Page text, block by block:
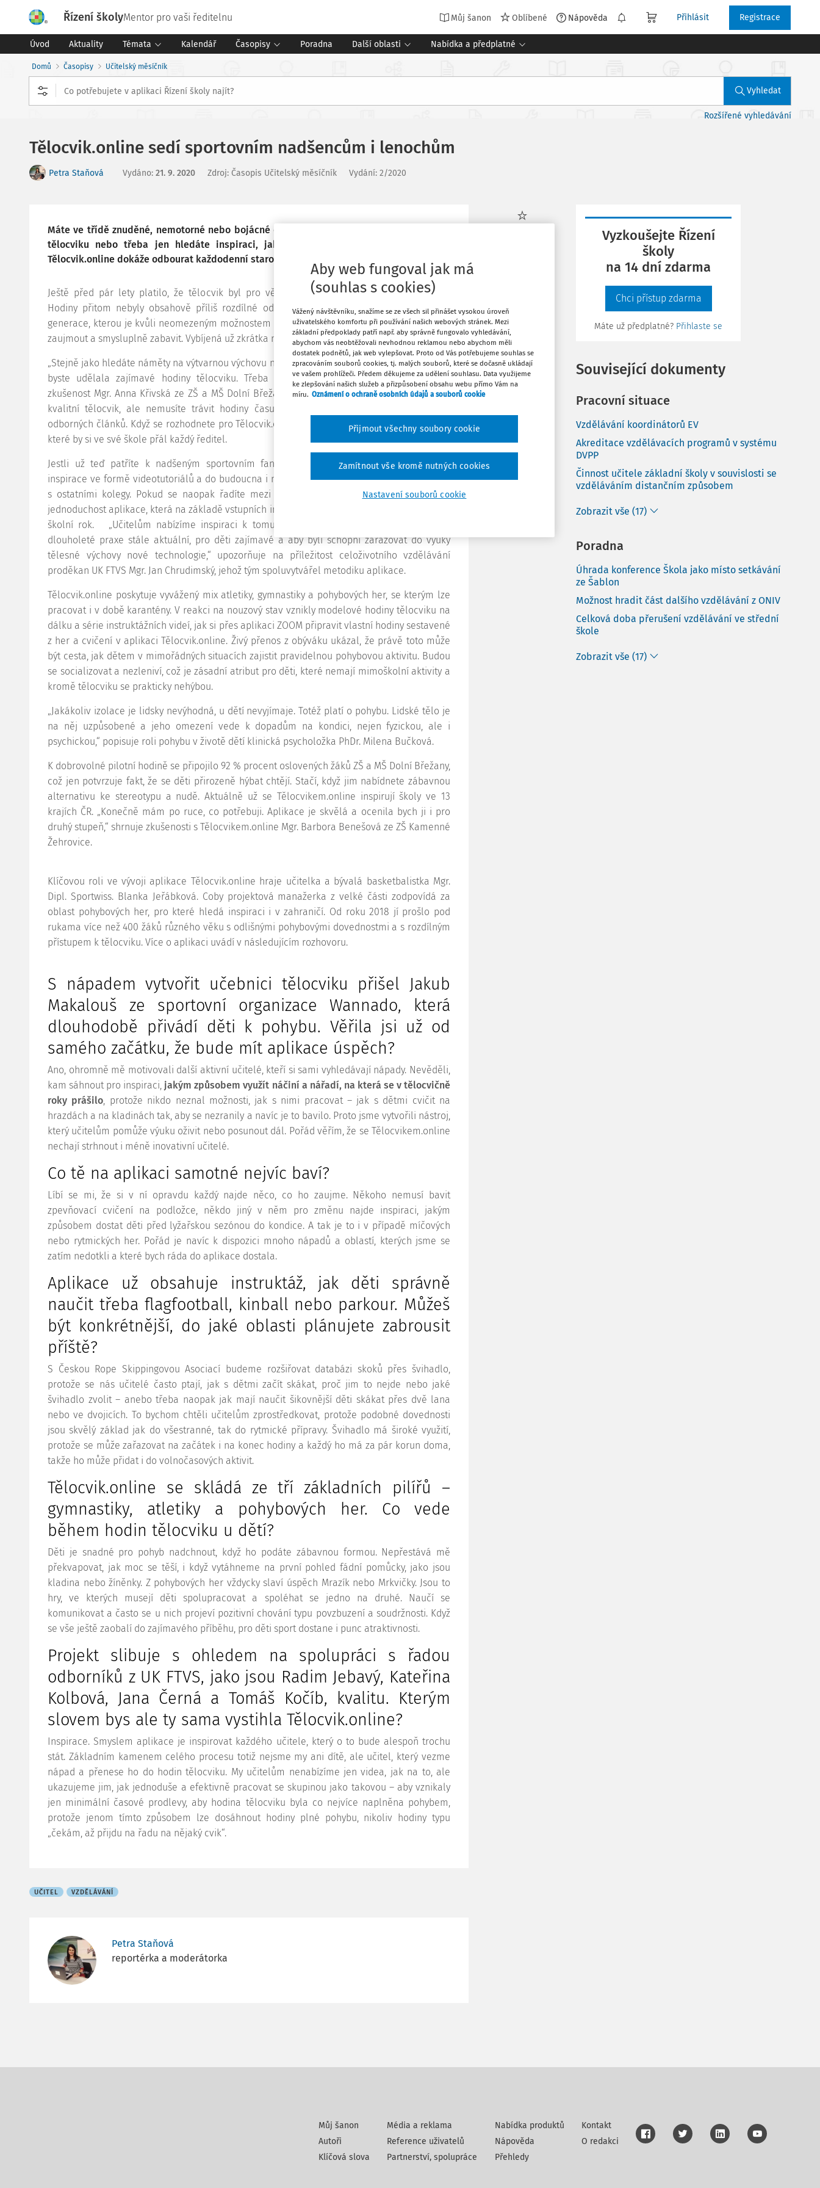
Řízení školyMentor pro vaši ředitelnu Můj šanon Oblíbené Nápověda Přihlásit Registrace
Úvod Aktuality Témata Kalendář Časopisy Poradna Další oblasti Nabídka a předplatné
Domů Časopisy Učitelský měsíčník
Vyhledat
Rozšířené vyhledávání
Tělocvik.online sedí sportovním nadšencům i lenochům
Petra Staňová Vydáno: 21. 9. 2020 Zdroj: Časopis Učitelský měsíčník Vydání: 2/2020
Máte ve třídě znuděné, nemotorné nebo bojácné dítě? Přibývají vám omluvenky z hodin
tělocviku nebo třeba jen hledáte inspiraci, jak oživit stereotyp? Webová aplikace
Tělocvik.online dokáže odbourat každodenní starosti učitelů na prvním stupni.
Ještě před pár lety platilo, že tělocvik byl pro většinu dětí nejoblíbenějším předmětem.
Hodiny přitom nebyly obsahově příliš rozdílné od současných. Liší se ale nároky mladé
generace, kterou je kvůli neomezeným možnostem v podobě moderních technologií obtížné
zaujmout a smysluplně zabavit. Vybíjená už zkrátka není dost atraktivní a „cool“.
„Stejně jako hledáte náměty na výtvarnou výchovu nebo na český jazyk, občas přemýšlíte, jak
byste udělala zajímavé hodiny tělocviku. Třeba jak nachytat líné dítě,“ popisuje svou
zkušenost Mgr. Anna Křivská ze ZŠ a MŠ Dolní Břežany. K tomu, abyste svým žákům dopřáli
kvalitní tělocvik, ale nemusíte trávit hodiny času na internetu nebo studovat množství
odborných článků. Když se rozhodnete pro Tělocvik.online, proměníte se v iniciativní učitele,
které by si ve své škole přál každý ředitel.
Jestli už teď patříte k nadšeným sportovním fanatikům, učaruje vám nekonečný zdroj
inspirace ve formě videotutoriálů a do budoucna i možnost sdílet vlastní osvědčené nápady
s ostatními kolegy. Pokud se naopak řadíte mezi pohybově zdrženlivější učitele, oceníte
jednoduchost aplikace, která na základě vstupních informací vygeneruje obsah hodin na celý
školní rok.
„Učitelům nabízíme inspiraci k tomu, aby své hodiny mohli mít v průběhu
dlouholeté praxe stále aktuální, pro děti zajímavé a aby byli schopni zařazovat do výuky
tělesné výchovy nové technologie,“ upozorňuje na příležitost celoživotního vzdělávání
proděkan UK FTVS Mgr. Jan Chrudimský, jehož tým spoluvytvářel metodiku aplikace.
Tělocvik.online poskytuje vyvážený mix atletiky, gymnastiky a pohybových her, se kterým lze
pracovat i v době karantény. V reakci na nouzový stav vznikly modelové hodiny tělocviku na
dálku a série instruktážních videí, jak si přes aplikaci ZOOM připravit vlastní hodiny sestavené
z her a cvičení v aplikaci Tělocvik.online. Živý přenos z obýváku ukázal, že právě toto může
být cesta, jak dětem v mimořádných situacích zajistit pravidelnou pohybovou aktivitu. Budou
se socializovat a nezleniví, což je zásadní atribut pro děti, které nemají mimoškolní aktivity a
kromě tělocviku se prakticky nehýbou.
„Jakákoliv izolace je lidsky nevýhodná, u dětí nevyjímaje. Totéž platí o pohybu. Lidské tělo je
na něj uzpůsobené a jeho omezení vede k dopadům na kondici, nejen fyzickou, ale i
psychickou,“ popisuje roli pohybu v životě dětí klinická psycholožka PhDr. Milena Bučková.
K dobrovolné pilotní hodině se připojilo 92 % procent oslovených žáků ZŠ a MŠ Dolní Břežany,
což jen potvrzuje fakt, že se děti přirozeně hýbat chtějí. Stačí, když jim nabídnete zábavnou
alternativu ke stereotypu a nudě. Aktuálně už se Tělocvikem.online inspirují školy ve 13
krajích ČR. „Konečně mám po ruce, co potřebuji. Aplikace je skvělá a ocenila bych ji i pro
druhý stupeň,“ shrnuje zkušenosti s Tělocvikem.online Mgr. Barbora Benešová ze ZŠ Kamenné
Žehrovice.
Klíčovou roli ve vývoji aplikace Tělocvik.online hraje učitelka a bývalá basketbalistka Mgr.
Dipl. Sportwiss. Blanka Jeřábková. Coby projektová manažerka z velké části zodpovídá za
oblast pohybových her, pro které hledá inspiraci i v zahraničí. Od roku 2018 jí prošlo pod
rukama více než 400 žáků různého věku s odlišnými pohybovými dovednostmi a s rozdílným
přístupem k tělocviku. Více o aplikaci uvádí v následujícím rozhovoru.
S nápadem vytvořit učebnici tělocviku přišel Jakub
Makalouš ze sportovní organizace Wannado, která
dlouhodobě přivádí děti k pohybu. Věřila jsi už od
samého začátku, že bude mít aplikace úspěch?
Ano, ohromně mě motivovali další aktivní učitelé, kteří si sami vyhledávají nápady. Nevěděli,
kam sáhnout pro inspiraci, jakým způsobem využít náčiní a nářadí, na která se v tělocvičně
roky prášilo, protože nikdo neznal možnosti, jak s nimi pracovat – jak s dětmi cvičit na
hrazdách a na kladinách tak, aby se nezranily a navíc je to bavilo. Proto jsme vytvořili nástroj,
který učitelům pomůže výuku oživit nebo posunout dál. Pořád věřím, že se Tělocvikem.online
nechají strhnout i méně inovativní učitelé.
Co tě na aplikaci samotné nejvíc baví?
Líbí se mi, že si v ní opravdu každý najde něco, co ho zaujme. Někoho nemusí bavit
zpevňovací cvičení na podložce, někdo jiný v něm pro změnu najde inspiraci, jakým
způsobem dostat děti před lyžařskou sezónou do kondice. A tak je to i v případě míčových
nebo rytmických her. Pořád je navíc k dispozici mnoho nápadů a oblastí, kterých jsme se
zatím nedotkli a které bych ráda do aplikace dostala.
Aplikace už obsahuje instruktáž, jak děti správně
naučit třeba flagfootball, kinball nebo parkour. Můžeš
být konkrétnější, do jaké oblasti plánujete zabrousit
příště?
S Českou Rope Skippingovou Asociací budeme rozšiřovat databázi skoků přes švihadlo,
protože se nás učitelé často ptají, jak s dětmi začít skákat, proč jim to nejde nebo jaké
švihadlo zvolit – anebo třeba naopak jak mají naučit šikovnější děti skákat přes dvě lana
nebo ve dvojicích. To bychom chtěli učitelům zprostředkovat, protože podobné dovednosti
jsou skvělý základ jak do všestranné, tak do rytmické přípravy. Švihadlo má široké využití,
protože se může zařazovat na začátek i na konec hodiny a každý ho má za pár korun doma,
takže ho může přidat i do volnočasových aktivit.
Tělocvik.online se skládá ze tří základních pilířů –
gymnastiky, atletiky a pohybových her. Co vede
během hodin tělocviku u dětí?
Děti je snadné pro pohyb nadchnout, když ho podáte zábavnou formou. Nepřestává mě
překvapovat, jak moc se těší, i když vytáhneme na první pohled fádní pomůcky, jako jsou
kladina nebo žíněnky. Z pohybových her vždycky slaví úspěch Mrazík nebo Mrkvičky. Jsou to
hry, ve kterých musejí děti spolupracovat a spoléhat se jedno na druhé. Naučí se
komunikovat a často se u nich projeví pozitivní chování typu povzbuzení a soudržnosti. Když
se vše ještě zaobalí do zajímavého příběhu, pro děti sport dostane i punc atraktivnosti.
Projekt slibuje s ohledem na spolupráci s řadou
odborníků z UK FTVS, jako jsou Radim Jebavý, Kateřina
Kolbová, Jana Černá a Tomáš Kočíb, kvalitu. Kterým
slovem bys ale ty sama vystihla Tělocvik.online?
Inspirace. Smyslem aplikace je inspirovat každého učitele, který o to bude alespoň trochu
stát. Základním kamenem celého procesu totiž nejsme my ani dítě, ale učitel, který vezme
nápad a přenese ho do hodin tělocviku. My učitelům nenabízíme jen videa, jak na to, ale
ukazujeme jim, jak jednoduše a efektivně pracovat se skupinou jako takovou – aby vznikaly
jen minimální časové prodlevy, aby hodina tělocviku byla co nejvíce naplněna pohybem,
protože jenom tímto způsobem lze dosáhnout hodiny plné pohybu, nikoliv hodiny typu
„čekám, až přijdu na řadu na nějaký cvik“.
UČITEL VZDĚLÁVÁNÍ
Petra Staňová
reportérka a moderátorka
Sdílet
Poznámka
Vyzkoušejte Řízení
školy
na 14 dní zdarma
Chci přístup zdarma
Máte už předplatné? Přihlaste se
Související dokumenty
Pracovní situace
Vzdělávání koordinátorů EV
Akreditace vzdělávacích programů v systému
DVPP
Činnost učitele základní školy v souvislosti se
vzděláváním distančním způsobem
Zobrazit vše (17)
Poradna
Úhrada konference Škola jako místo setkávání
ze Šablon
Možnost hradit část dalšího vzdělávání z ONIV
Celková doba přerušení vzdělávání ve střední
škole
Zobrazit vše (17)
Můj šanon
Autoři
Klíčová slova
Média a reklama
Reference uživatelů
Partnerství, spolupráce
Nabídka produktů
Nápověda
Přehledy
Kontakt
O redakci
Aby web fungoval jak má
(souhlas s cookies)
Vážený návštěvníku, snažíme se ze všech sil přinášet vysokou úroveň
uživatelského komfortu při používání našich webových stránek. Mezi
základní předpoklady patří např. aby správně fungovalo vyhledávání,
abychom vás neobtěžovali nevhodnou reklamou nebo abychom měli
dostatek podnětů, jak web vylepšovat. Proto od Vás potřebujeme souhlas se
zpracováním souborů cookies, tj. malých souborů, které se dočasně ukládají
ve vašem prohlížeči. Předem děkujeme za udělení souhlasu. Data využijeme
ke zlepšování našich služeb a přizpůsobení obsahu webu přímo Vám na
míru. Oznámení o ochraně osobních údajů a souborů cookie
Nastavení souborů cookie
Zamítnout vše kromě nutných cookies
Přijmout všechny soubory cookie